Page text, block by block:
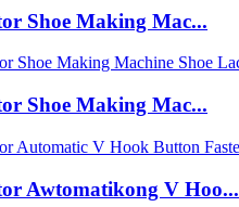
Shoe Making Mac...
Shoe Making Mac...
Awtomatikong V Hoo...